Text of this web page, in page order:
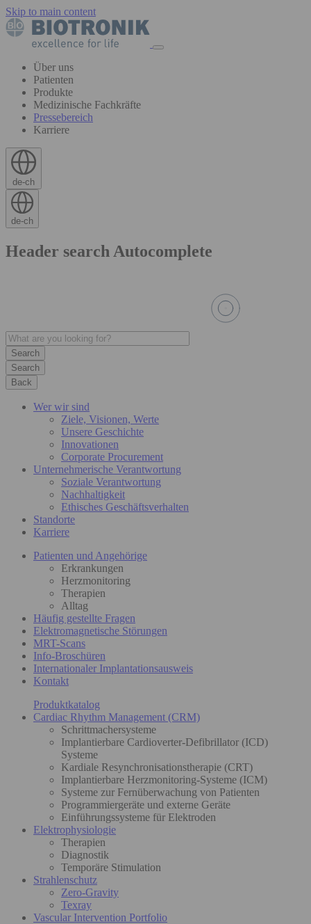
Skip to main content
Über uns
Patienten
Produkte
Medizinische Fachkräfte
Pressebereich
Karriere
de-ch
de-ch
Header search Autocomplete
Search
Back
Wer wir sind
Ziele, Visionen, Werte
Unsere Geschichte
Innovationen
Corporate Procurement
Unternehmerische Verantwortung
Soziale Verantwortung
Nachhaltigkeit
Ethisches Geschäftsverhalten
Standorte
Karriere
Patienten und Angehörige
Erkrankungen
Herzmonitoring
Therapien
Alltag
Häufig gestellte Fragen
Elektromagnetische Störungen
MRT-Scans
Info-Broschüren
Internationaler Implantationsausweis
Kontakt
Produktkatalog
Cardiac Rhythm Management (CRM)
Schrittmachersysteme
Implantierbare Cardioverter-Defibrillator (ICD)
Systeme
Kardiale Resynchronisationstherapie (CRT)
Implantierbare Herzmonitoring-Systeme (ICM)
Systeme zur Fernüberwachung von Patienten
Programmiergeräte und externe Geräte
Einführungssysteme für Elektroden
Elektrophysiologie
Therapien
Diagnostik
Temporäre Stimulation
Strahlenschutz
Zero-Gravity
Texray
Vascular Intervention Portfolio